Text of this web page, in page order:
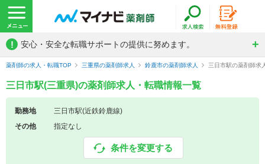
! 安心・安全な転職サポートの提供に努めます。
薬剤師の求人・転職TOP 三重県の薬剤師求人 鈴鹿市の薬剤師求人 三日市駅の薬剤師求
三日市駅(三重県)の薬剤師求人・転職情報一覧
勤務地
三日市駅(近鉄鈴鹿線)
その他
指定なし
条件を変更する